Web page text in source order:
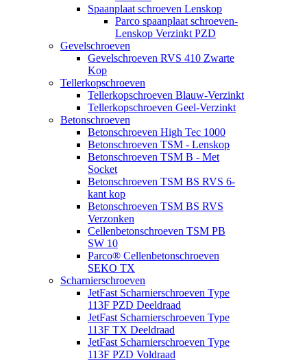
Spaanplaat schroeven Lenskop
Parco spaanplaat schroeven-
Lenskop Verzinkt PZD
Gevelschroeven
Gevelschroeven RVS 410 Zwarte
Kop
Tellerkopschroeven
Tellerkopschroeven Blauw-Verzinkt
Tellerkopschroeven Geel-Verzinkt
Betonschroeven
Betonschroeven High Tec 1000
Betonschroeven TSM - Lenskop
Betonschroeven TSM B - Met
Socket
Betonschroeven TSM BS RVS 6-
kant kop
Betonschroeven TSM BS RVS
Verzonken
Cellenbetonschroeven TSM PB
SW 10
Parco® Cellenbetonschroeven
SEKO TX
Scharnierschroeven
JetFast Scharnierschroeven Type
113F PZD Deeldraad
JetFast Scharnierschroeven Type
113F TX Deeldraad
JetFast Scharnierschroeven Type
113F PZD Voldraad